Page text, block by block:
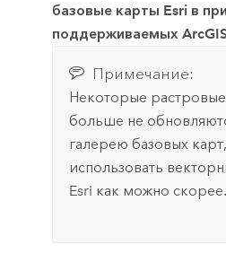
базовые карты Esri в
поддерживаемых
Примечание:
Некоторые
больше не
галерею базовых
использовать
Esri как можно скорее.